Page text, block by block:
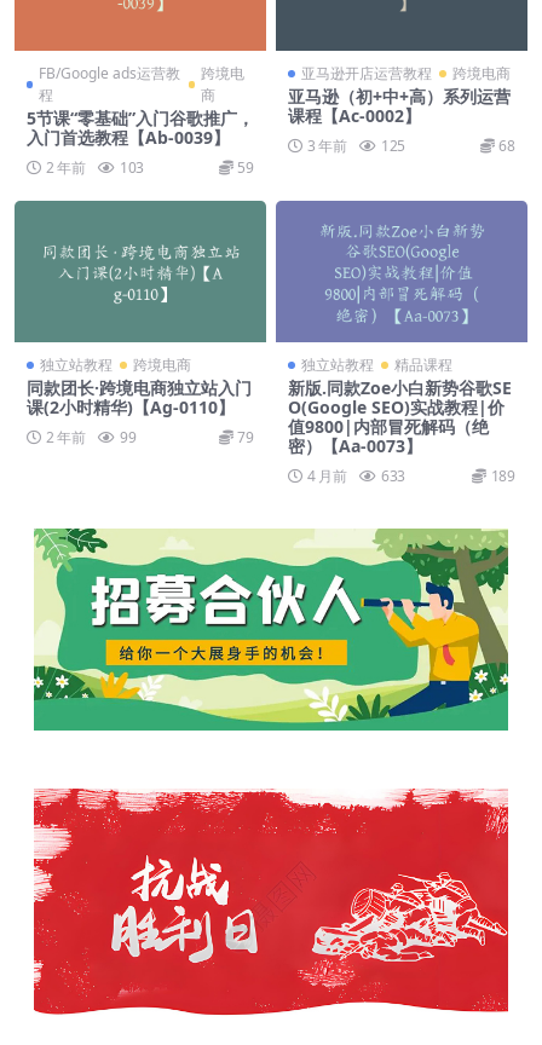
FB/Google ads运营教
程
跨境电
商
5节课“零基础”入门谷歌推广，
入门首选教程【Ab-0039】
2 年前 103 59
亚马逊开店运营教程 跨境电商
亚马逊（初+中+高）系列运营
课程【Ac-0002】
3 年前 125 68
独立站教程 跨境电商
同款团长·跨境电商独立站入门
课(2小时精华)【Ag-0110】
2 年前 99 79
独立站教程 精品课程
新版.同款Zoe小白新势谷歌SE
O(Google SEO)实战教程|价
值9800|内部冒死解码（绝
密）【Aa-0073】
4 月前 633 189